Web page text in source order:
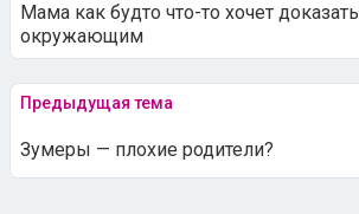
Мама как будто что-то хочет доказать
окружающим
Предыдущая тема
Зумеры — плохие родители?